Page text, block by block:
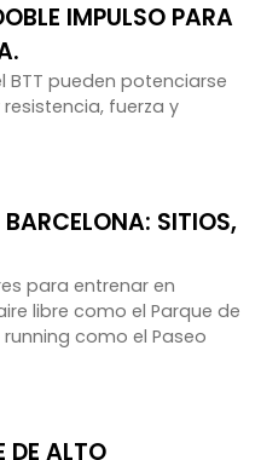
IMPULSO PARA
BTT pueden potenciarse
fuerza y
SITIOS,
para entrenar en
libre como el Parque de
como el Paseo
DE ALTO